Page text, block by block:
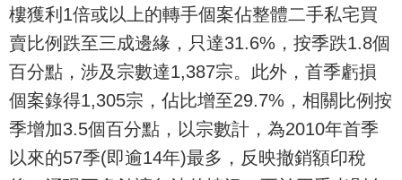
樓獲利1倍或以上的轉手個案佔整體二手私宅買
賣比例跌至三成邊緣，只達31.6%，按季跌1.8個
百分點，涉及宗數達1,387宗。此外，首季虧損
個案錄得1,305宗，佔比增至29.7%，相關比例按
季增加3.5個百分點，以宗數計，為2010年首季
以來的57季(即逾14年)最多，反映撤銷額印稅